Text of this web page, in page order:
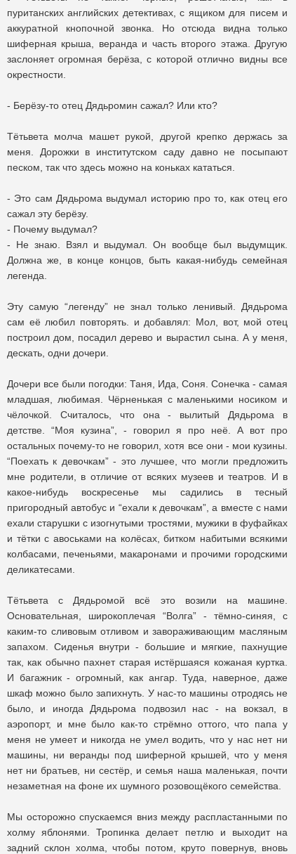
пуританских английских детективах, с ящиком для писем и
аккуратной кнопочной звонка. Но отсюда видна только
шиферная крыша, веранда и часть второго этажа. Другую
заслоняет огромная берёза, с которой отлично видны все
окрестности.
- Берёзу-то отец Дядьромин сажал? Или кто?
Тётьвета молча машет рукой, другой крепко держась за
меня. Дорожки в институтском саду давно не посыпают
песком, так что здесь можно на коньках кататься.
- Это сам Дядьрома выдумал историю про то, как отец его
сажал эту берёзу.
- Почему выдумал?
- Не знаю. Взял и выдумал. Он вообще был выдумщик.
Должна же, в конце концов, быть какая-нибудь семейная
легенда.
Эту самую “легенду” не знал только ленивый. Дядьрома
сам её любил повторять. и добавлял: Мол, вот, мой отец
построил дом, посадил дерево и вырастил сына. А у меня,
дескать, одни дочери.
Дочери все были погодки: Таня, Ида, Соня. Сонечка - самая
младшая, любимая. Чёрненькая с маленькими носиком и
чёлочкой. Считалось, что она - вылитый Дядьрома в
детстве. “Моя кузина”, - говорил я про неё. А вот про
остальных почему-то не говорил, хотя все они - мои кузины.
“Поехать к девочкам” - это лучшее, что могли предложить
мне родители, в отличие от всяких музеев и театров. И в
какое-нибудь воскресенье мы садились в тесный
пригородный автобус и “ехали к девочкам”, а вместе с нами
ехали старушки с изогнутыми тростями, мужики в фуфайках
и тётки с авоськами на колёсах, битком набитыми всякими
колбасами, печеньями, макаронами и прочими городскими
деликатесами.
Тётьвета с Дядьромой всё это возили на машине.
Основательная, широкоплечая “Волга” - тёмно-синяя, с
каким-то сливовым отливом и завораживающим масляным
запахом. Сиденья внутри - большие и мягкие, пахнущие
так, как обычно пахнет старая истёршаяся кожаная куртка.
И багажник - огромный, как ангар. Туда, наверное, даже
шкаф можно было запихнуть. У нас-то машины отродясь не
было, и иногда Дядьрома подвозил нас - на вокзал, в
аэропорт, и мне было как-то стрёмно оттого, что папа у
меня не умеет и никогда не умел водить, что у нас нет ни
машины, ни веранды под шиферной крышей, что у меня
нет ни братьев, ни сестёр, и семья наша маленькая, почти
незаметная на фоне их шумного розовощёкого семейства.
Мы осторожно спускаемся вниз между распластанными по
холму яблонями. Тропинка делает петлю и выходит на
задний склон холма, чтобы потом, круто повернув, вновь